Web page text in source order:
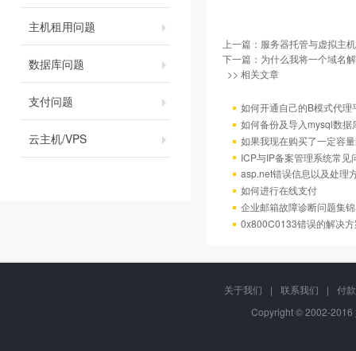
主机租用问题
数据库问题
支付问题
云主机/VPS
上一篇： 服务器托管与虚拟主
下一篇： 为什么我将一个域名
>> 相关文章
如何开通自己的B模式代理
如何备份及导入mysql数据
如果我现在购买了一定容
ICP与IP备案管理系统常见
asp.net错误信息以及处理
如何进行在线支付
企业邮箱故障诊断问题集锦
0x800C0133错误的解决
关于我们 | 联系我们 |
付
Copyright © 2002-